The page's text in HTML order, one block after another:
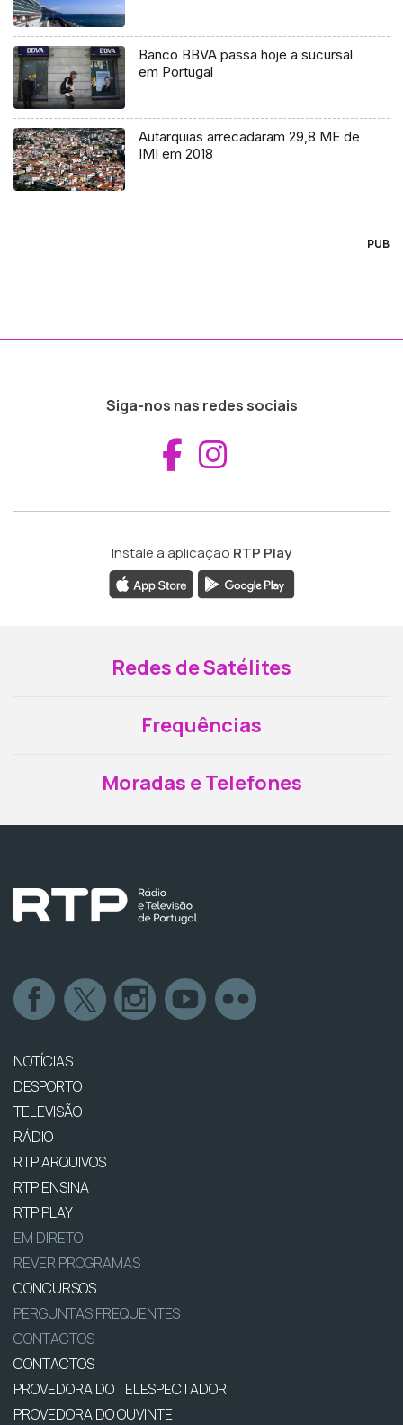
Banco BBVA passa hoje a sucursal
em Portugal
Autarquias arrecadaram 29,8 ME de
IMI em 2018
PUB
Siga-nos nas redes sociais
Aceder ao
Instale a aplicação RTP Play
Redes de Satélites
Frequências
Moradas e Telefones
NOTÍCIAS
DESPORTO
TELEVISÃO
RÁDIO
RTP ARQUIVOS
RTP ENSINA
RTP PLAY
EM DIRETO
REVER PROGRAMAS
CONCURSOS
PERGUNTAS FREQUENTES
CONTACTOS
CONTACTOS
PROVEDORA DO TELESPECTADOR
PROVEDORA DO OUVINTE